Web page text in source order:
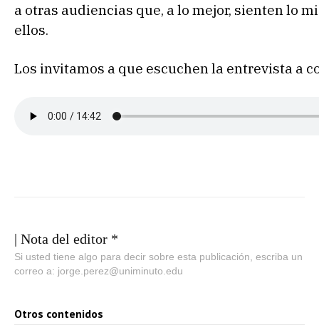
a otras audiencias que, a lo mejor, sienten lo
ellos.
Los invitamos a que escuchen la entrevista a
| Nota del editor *
Si usted tiene algo para decir sobre esta publicación, escriba un
correo a: jorge.perez@uniminuto.edu
Otros contenidos